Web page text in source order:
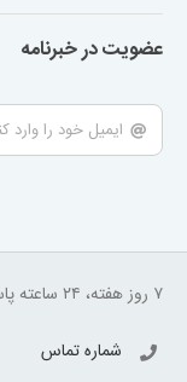
عضویت در خبرنامه
۷ روز هفته، ۲۴ ساعته پاسخگوی شما هستیم.
شماره تماس